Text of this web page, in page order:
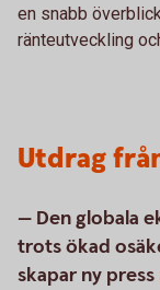
en snabb
ränteutveckling
Utdrag
— Den globala
trots ökad
skapar ny